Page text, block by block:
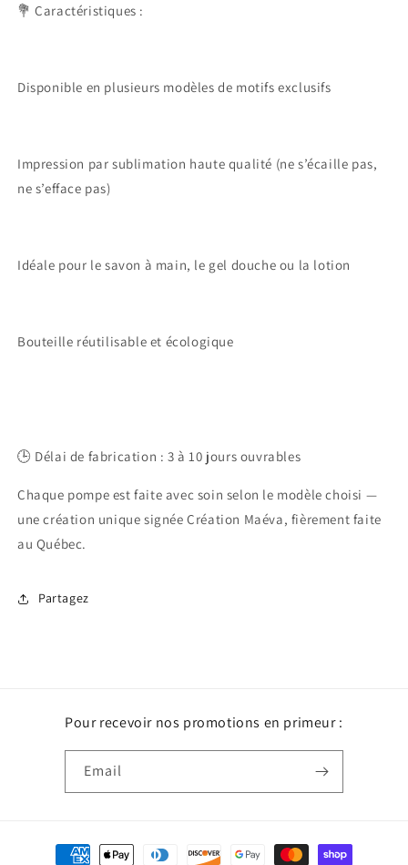
💐 Caractéristiques :
Disponible en plusieurs modèles de motifs exclusifs
Impression par sublimation haute qualité (ne s’écaille pas,
ne s’efface pas)
Idéale pour le savon à main, le gel douche ou la lotion
Bouteille réutilisable et écologique
🕒 Délai de fabrication : 3 à 10 jours ouvrables
Chaque pompe est faite avec soin selon le modèle choisi —
une création unique signée Création Maéva, fièrement faite
au Québec.
Partagez
Pour recevoir nos promotions en primeur :
Email
Payment